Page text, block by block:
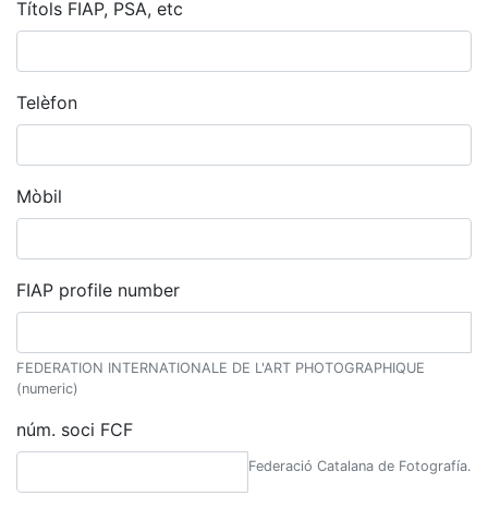
Títols FIAP, PSA, etc
Telèfon
Mòbil
FIAP profile number
FEDERATION INTERNATIONALE DE L'ART PHOTOGRAPHIQUE
(numeric)
núm. soci FCF
Federació Catalana de Fotografía.